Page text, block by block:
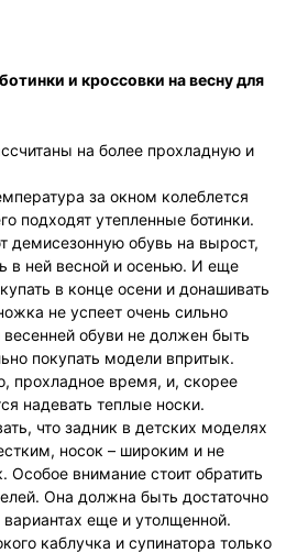
и кроссовки на весну для
на более прохладную и
за окном колеблется
подходят утепленные ботинки.
демисезонную обувь на вырост,
в ней весной и осенью. И еще
в конце осени и донашивать
не успеет очень сильно
обуви не должен быть
покупать модели впритык.
прохладное время, и, скорее
надевать теплые носки.
что задник в детских моделях
носок – широким и не
внимание стоит обратить
Она должна быть достаточно
еще и утолщенной.
каблучка и супинатора только